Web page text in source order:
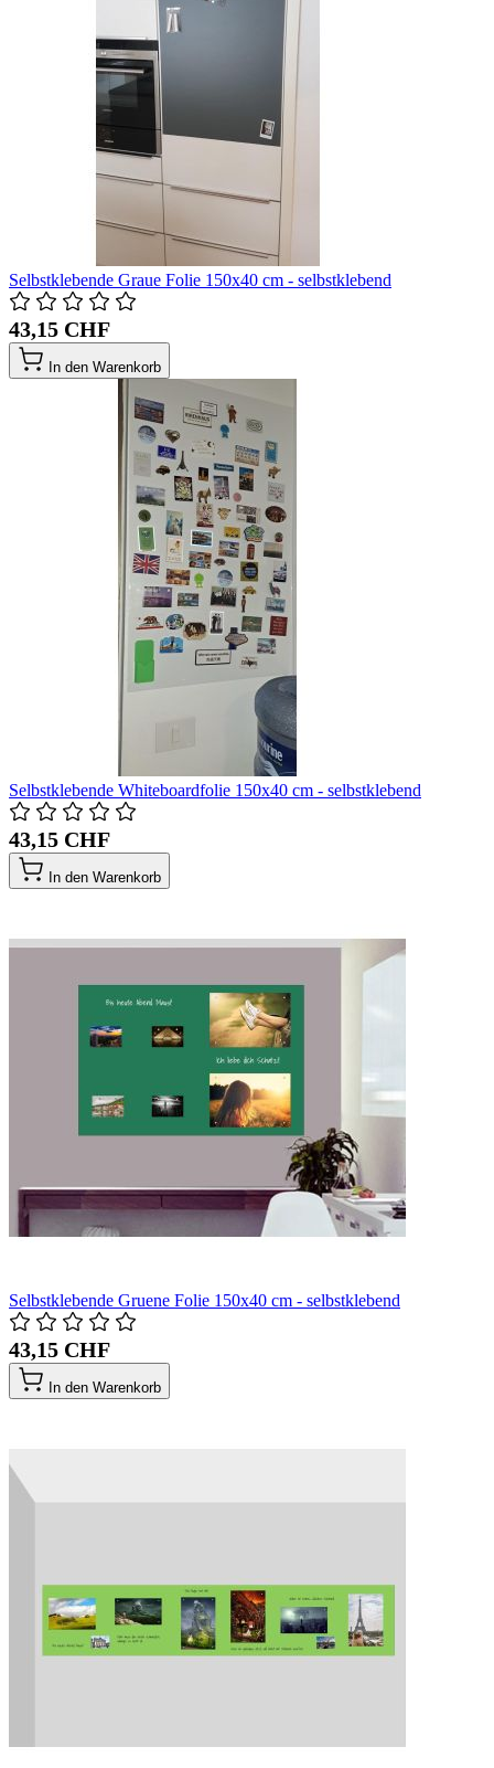
Selbstklebende Graue Folie 150x40 cm - selbstklebend
43,15 CHF
In den Warenkorb
Selbstklebende Whiteboardfolie 150x40 cm - selbstklebend
43,15 CHF
In den Warenkorb
Selbstklebende Gruene Folie 150x40 cm - selbstklebend
43,15 CHF
In den Warenkorb